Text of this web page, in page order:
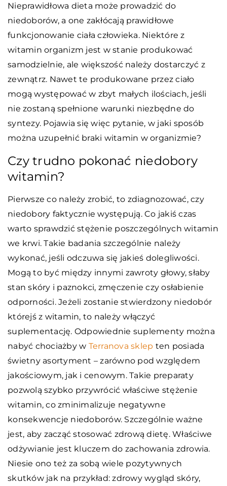
Nieprawidłowa dieta może prowadzić do
niedoborów, a one zakłócają prawidłowe
funkcjonowanie ciała człowieka. Niektóre z
witamin organizm jest w stanie produkować
samodzielnie, ale większość należy dostarczyć z
zewnątrz. Nawet te produkowane przez ciało
mogą występować w zbyt małych ilościach, jeśli
nie zostaną spełnione warunki niezbędne do
syntezy. Pojawia się więc pytanie, w jaki sposób
można uzupełnić braki witamin w organizmie?
Czy trudno pokonać niedobory
witamin?
Pierwsze co należy zrobić, to zdiagnozować, czy
niedobory faktycznie występują. Co jakiś czas
warto sprawdzić stężenie poszczególnych witamin
we krwi. Takie badania szczególnie należy
wykonać, jeśli odczuwa się jakieś dolegliwości.
Mogą to być między innymi zawroty głowy, słaby
stan skóry i paznokci, zmęczenie czy osłabienie
odporności. Jeżeli zostanie stwierdzony niedobór
którejś z witamin, to należy włączyć
suplementację. Odpowiednie suplementy można
nabyć chociażby w Terranova sklep ten posiada
świetny asortyment – zarówno pod względem
jakościowym, jak i cenowym. Takie preparaty
pozwolą szybko przywrócić właściwe stężenie
witamin, co zminimalizuje negatywne
konsekwencje niedoborów. Szczególnie ważne
jest, aby zacząć stosować zdrową dietę. Właściwe
odżywianie jest kluczem do zachowania zdrowia.
Niesie ono też za sobą wiele pozytywnych
skutków jak na przykład: zdrowy wygląd skóry,